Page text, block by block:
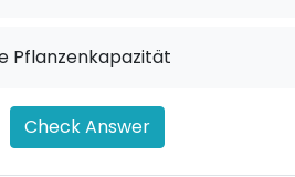
Pflanzenkapazität
Check Answer